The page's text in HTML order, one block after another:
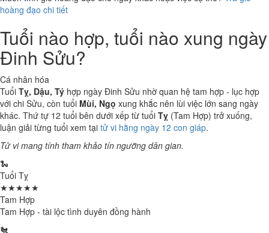
hoàng đạo chi tiết
Tuổi nào hợp, tuổi nào xung ngày
Đinh Sửu?
Cá nhân hóa
Tuổi Tỵ, Dậu, Tý hợp ngày Đinh Sửu nhờ quan hệ tam hợp - lục hợp
với chi Sửu, còn tuổi Mùi, Ngọ xung khắc nên lùi việc lớn sang ngày
khác. Thứ tự 12 tuổi bên dưới xếp từ tuổi Tỵ (Tam Hợp) trở xuống,
luận giải từng tuổi xem tại tử vi hằng ngày 12 con giáp.
Tử vi mang tính tham khảo tín ngưỡng dân gian.
🐍
Tuổi Tỵ
★★★★★
Tam Hợp
Tam Hợp - tài lộc tình duyên đồng hành
🐔